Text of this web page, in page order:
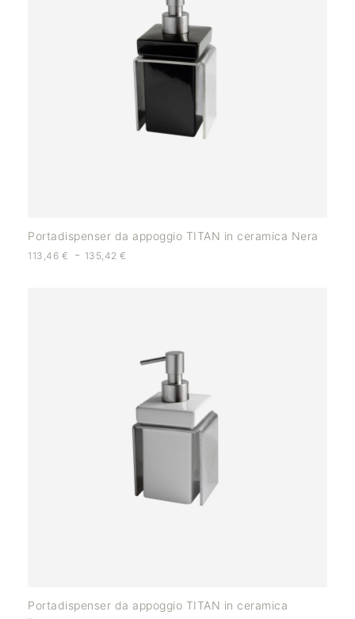
Portadispenser da appoggio TITAN in ceramica Nera
113,46 € - 135,42€
Portadispenser da appoggio TITAN in ceramica